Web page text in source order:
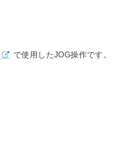
で使用したJOG操作です。